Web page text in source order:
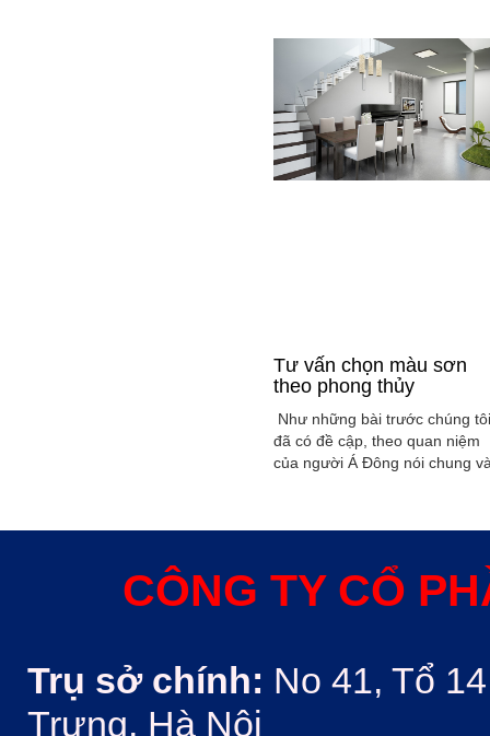
của gia đình bạn.
Tư vấn chọn màu sơn
theo phong thủy
Như những bài trước chúng tôi
đã có đề cập, theo quan niệm
của người Á Đông nói chung
xây dụng nhà ở hoặc bất kỳ
thủy trong ngôi nhà thường
được quyết định bởi các nhân
CÔNG TY CỔ
Trụ sở chính: No 41, Tổ
Trưng, Hà Nội